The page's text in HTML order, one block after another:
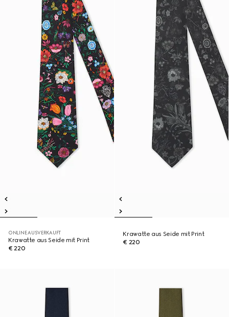
ONLINE AUSVERKAUFT
Krawatte aus Seide mit Print
€ 220
Krawatte aus Seide mit Print
€ 220